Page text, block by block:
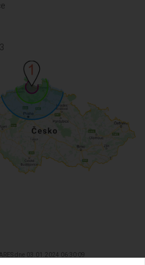
dne 03.01.2024 06:30:09